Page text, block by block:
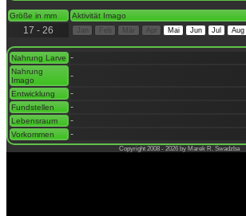
Größe in mm Aktivität Imago
17 - 26 Mai Jun Jul Aug
Nahrung Larve -
Nahrung
Imago
-
Entwicklung -
Fundstellen -
Lebensraum -
Vorkommen -
Copyright 2008 - 2026 by Marek R. Swadzba